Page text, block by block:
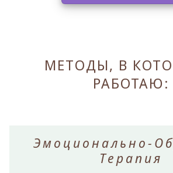
МЕТОДЫ, В
РАБОТАЮ:
Эмоционально-
Терапия